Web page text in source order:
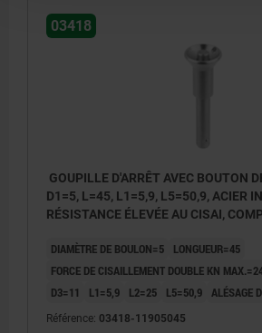
03418
GOUPILLE D'ARRÊT AVEC BOUTON
D1=5, L=45, L1=5,9, L5=50,9, ACIER
RÉSISTANCE ÉLEVÉE AU CISAI,
DIAMÈTRE DE BOULON=5
LONGUEUR=45
FORCE DE CISAILLEMENT DOUBLE KN
D3=11
L1=5,9 L2=25 L5=50,9 ALÉSAGE
Référence: 03418-11905045